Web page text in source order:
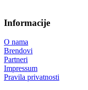
Informacije
O nama
Brendovi
Partneri
Impressum
Pravila privatnosti